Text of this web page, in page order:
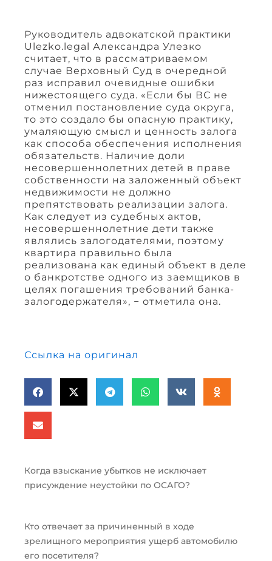
Руководитель адвокатской практики
Ulezko.legal Александра Улезко
считает, что в рассматриваемом
случае Верховный Суд в очередной
раз исправил очевидные ошибки
нижестоящего суда. «Если бы ВС не
отменил постановление суда округа,
то это создало бы опасную практику,
умаляющую смысл и ценность залога
как способа обеспечения исполнения
обязательств. Наличие доли
несовершеннолетних детей в праве
собственности на заложенный объект
недвижимости не должно
препятствовать реализации залога.
Как следует из судебных актов,
несовершеннолетние дети также
являлись залогодателями, поэтому
квартира правильно была
реализована как единый объект в деле
о банкротстве одного из заемщиков в
целях погашения требований банка-
залогодержателя», − отметила она.
Ссылка на оригинал
Когда взыскание убытков не исключает
присуждение неустойки по ОСАГО?
Кто отвечает за причиненный в ходе
зрелищного мероприятия ущерб автомобилю
его посетителя?